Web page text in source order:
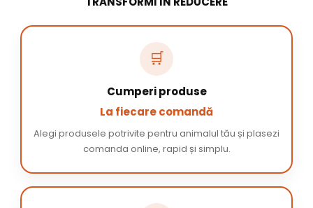
🛒
Cumperi produse
La fiecare comandă
Alegi produsele potrivite pentru animalul tău și plasezi
comanda online, rapid și simplu.